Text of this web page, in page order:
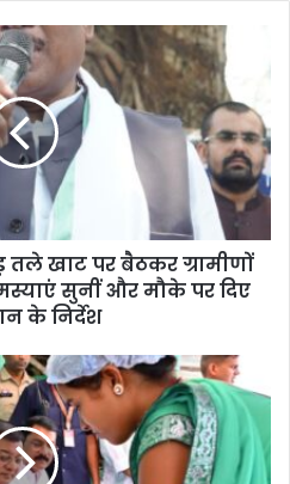
खाट पर बैठकर ग्रामीणों
सुनीं और मौके पर दिए
के निर्देश